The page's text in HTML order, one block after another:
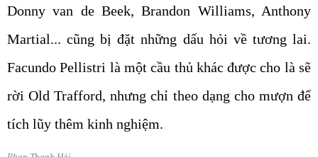
Donny van de Beek, Brandon Williams, Anthony
Martial... cũng bị đặt những dấu hỏi về tương lai.
Facundo Pellistri là một cầu thủ khác được cho là sẽ
rời Old Trafford, nhưng chỉ theo dạng cho mượn để
tích lũy thêm kinh nghiệm.